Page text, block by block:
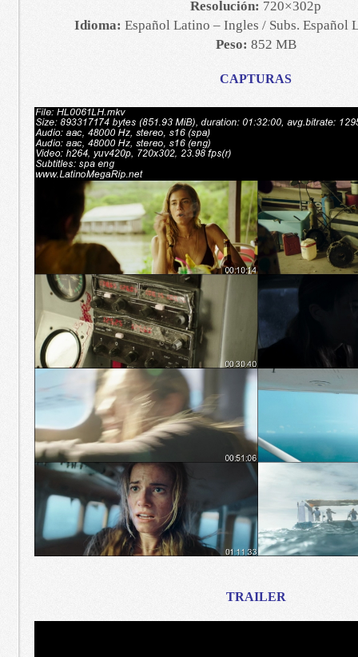
Resolución: 720×302p
Idioma: Español Latino – Ingles / Subs. Español
Peso: 852 MB
CAPTURAS
TRAILER